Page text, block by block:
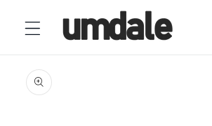
directamente
al contenido
a la
información